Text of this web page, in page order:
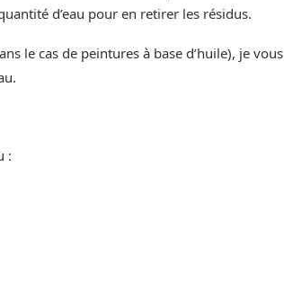
d’eau pour en retirer les résidus.
le cas de peintures à base d’huile), je vous
: